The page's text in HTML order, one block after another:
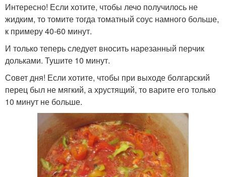
Интересно! Если хотите, чтобы лечо получилось не
жидким, то томите тогда томатный соус намного больше,
к примеру 40-60 минут.
И только теперь следует вносить нарезанный перчик
дольками. Тушите 10 минут.
Совет дня! Если хотите, чтобы при выходе болгарский
перец был не мягкий, а хрустящий, то варите его только
10 минут не больше.